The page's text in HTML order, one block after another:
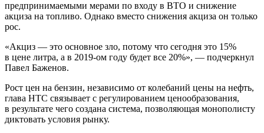
предпринимаемыми мерами по входу в ВТО и снижение
акциза на топливо. Однако вместо снижения акциза он только
рос.
«Акциз — это основное зло, потому что сегодня это 15%
в цене литра, а в 2019-ом году будет все 20%», — подчеркнул
Павел Баженов.
Рост цен на бензин, независимо от колебаний цены на нефть,
глава НТС связывает с регулированием ценообразования,
в результате чего создана система, позволяющая монополисту
диктовать условия рынку.